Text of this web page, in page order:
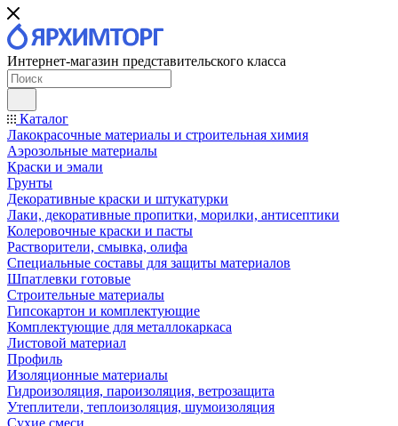
Интернет-магазин представительского класса
Каталог
Лакокрасочные материалы и строительная химия
Аэрозольные материалы
Краски и эмали
Грунты
Декоративные краски и штукатурки
Лаки, декоративные пропитки, морилки, антисептики
Колеровочные краски и пасты
Растворители, смывка, олифа
Специальные составы для защиты материалов
Шпатлевки готовые
Строительные материалы
Гипсокартон и комплектующие
Комплектующие для металлокаркаса
Листовой материал
Профиль
Изоляционные материалы
Гидроизоляция, пароизоляция, ветрозащита
Утеплители, теплоизоляция, шумоизоляция
Сухие смеси